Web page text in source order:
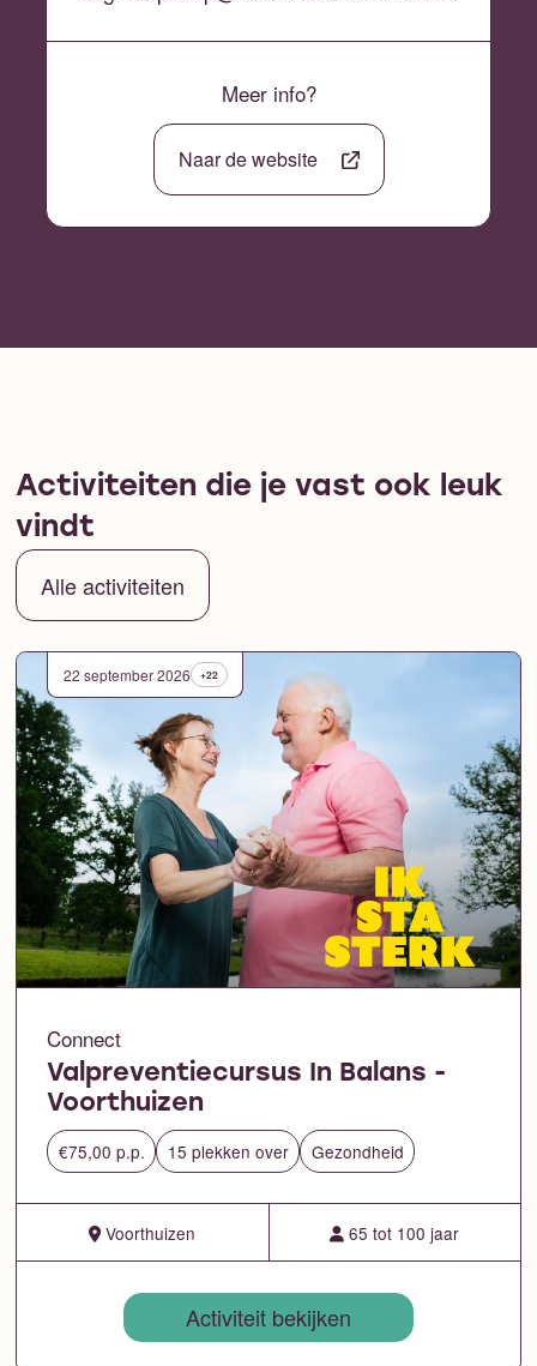
Meer info?
Naar de website
Activiteiten die je vast ook leuk
vindt
Alle activiteiten
22 september 2026 +22
Connect
Valpreventiecursus In Balans -
Voorthuizen
€75,00 p.p. 15 plekken over Gezondheid
Voorthuizen 65 tot 100 jaar
Activiteit bekijken